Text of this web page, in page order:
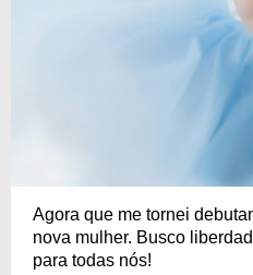
Agora que me tornei
nova mulher. Busco
para todas nós!